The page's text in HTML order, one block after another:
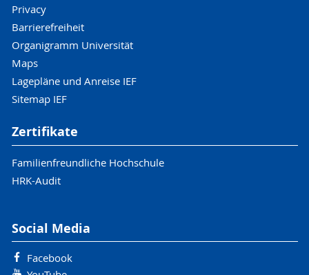
Privacy
Barrierefreiheit
Organigramm Universität
Maps
Lagepläne und Anreise IEF
Sitemap IEF
Zertifikate
Familienfreundliche Hochschule
HRK-Audit
Social Media
Facebook